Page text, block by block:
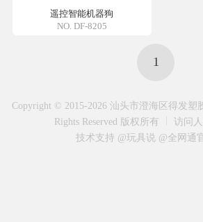
遥控智能机器狗
NO. DF-8205
1
Copyright © 2015-2026 汕头市澄海区得发
Rights Reserved 版权所有
访问
技术支持 @玩具说 @全网通